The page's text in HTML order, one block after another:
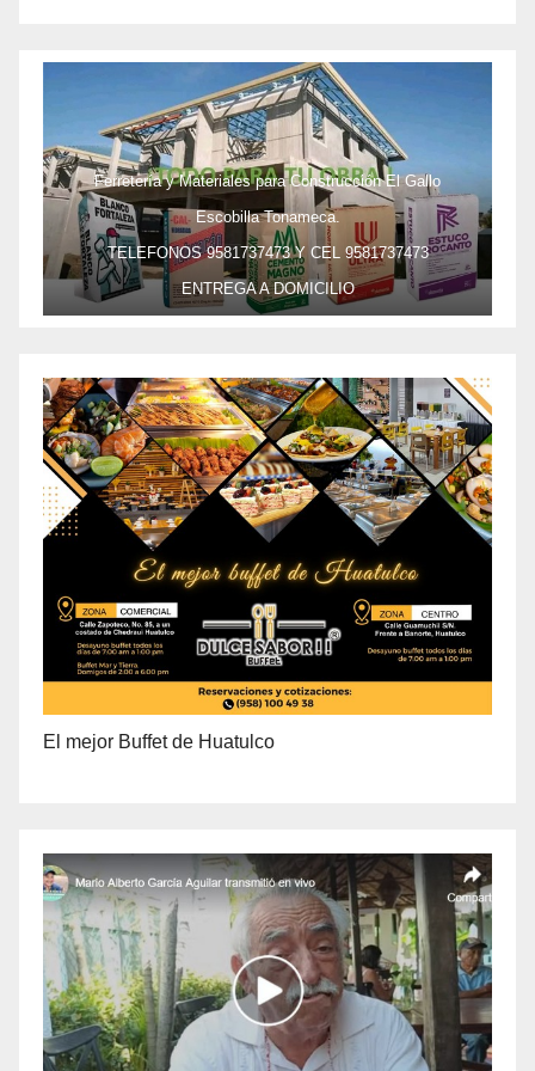
Ferretería y Materiales para Construcción El Gallo
Escobilla Tonameca.
TELEFONOS 9581737473 Y CEL 9581737473
ENTREGA A DOMICILIO
El mejor Buffet de Huatulco